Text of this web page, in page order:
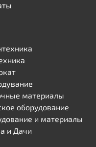
материалы
оборудование
и материалы
и Дачи